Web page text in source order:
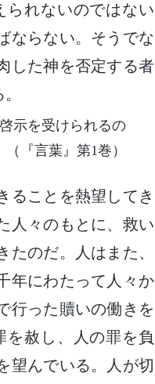
られないのではない
ならない。そうでな
した神を否定する者
示を受けられるの
（『言葉』第1巻）
ることを熱望してき
人々のもとに、救い
のだ。人はまた、
年にわたって人々か
行った贖いの働きを
赦し、人の罪を負
望んでいる。人が切